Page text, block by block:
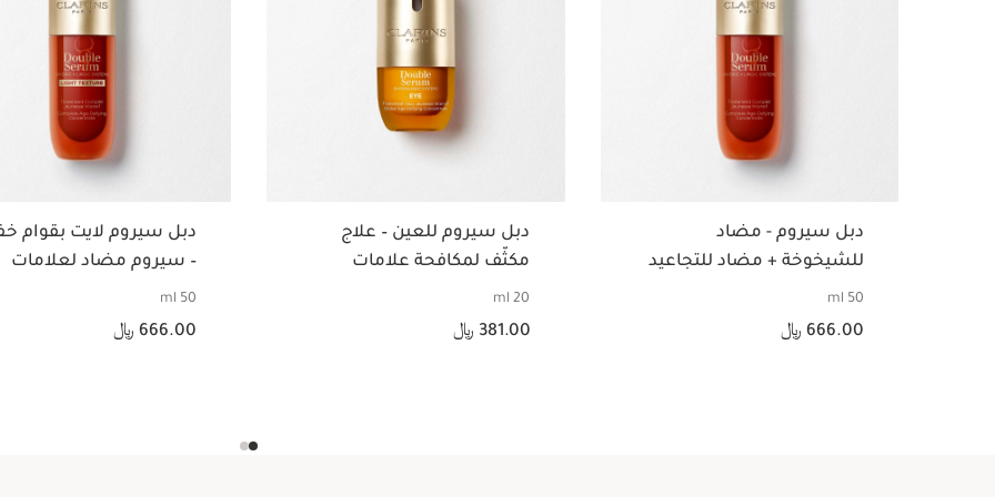
ليب كومفورت أويل
زيت مُغذٍّ
1 عنصر
حقيبة كبيرة
Holiday Edition
دبل سيروم - مضاد
للشيخوخة + مضاد للتجاعيد
50 ml
السعر الحالي هو 666.00 ﷼
666.00 ﷼
دبل سيروم للعين – علاج
مكثّف لمكافحة علامات
التقدّم في السن لمنطقة
العين
20 ml
السعر الحالي هو 381.00 ﷼
381.00 ﷼
دبل سيروم لايت بقوام
– سيروم مضاد لعلامات
التقدم في السن
50 ml
السعر الحالي هو 666.00 ﷼
666.00 ﷼